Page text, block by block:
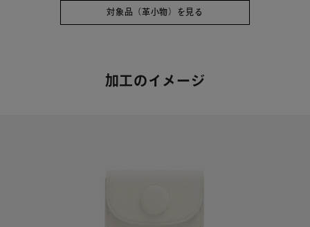
対象品（革小物）を見る
加工のイメージ